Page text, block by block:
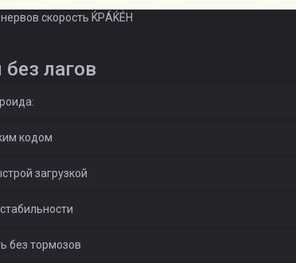
скорость ЌРÁЌÉH
лагов
кодом
загрузкой
без тормозов